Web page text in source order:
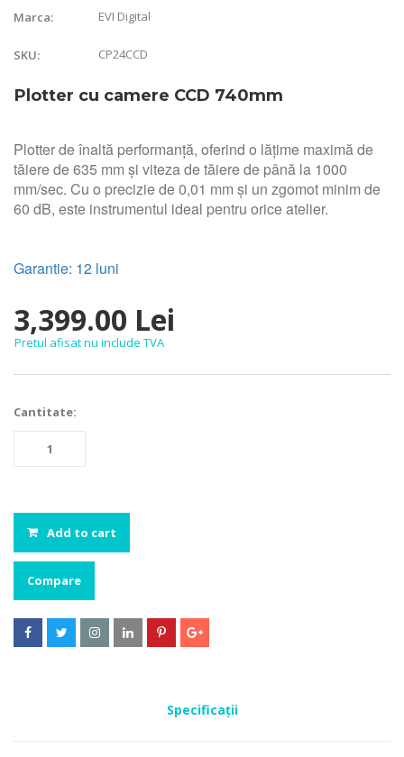
Marca: EVI Digital
SKU: CP24CCD
Plotter cu camere CCD 740mm
Plotter de înaltă performanță, oferind o lățime maximă de
tăiere de 635 mm și viteza de tăiere de până la 1000
mm/sec. Cu o precizie de 0,01 mm și un zgomot minim de
60 dB, este instrumentul ideal pentru orice atelier.
Garantie: 12 luni
3,399.00 Lei
Pretul afisat nu include TVA
Cantitate:
Add to cart
Compare
     
Specificații